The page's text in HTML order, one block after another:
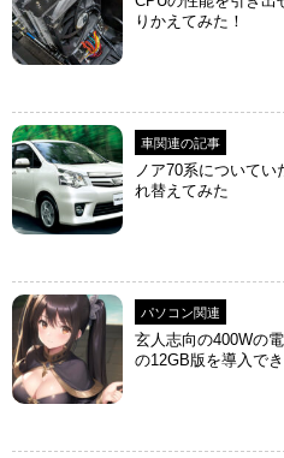
りかえてみた！
車関連の記事
ノア70系について
れ替えてみた
パソコン関連
玄人志向の400Wの
の12GB版を導入で